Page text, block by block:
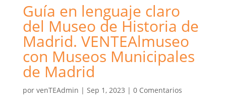
Guía en lenguaje claro
del Museo de Historia de
Madrid. VENTEAlmuseo
con Museos Municipales
de Madrid
por venTEAdmin | Sep 1, 2023 | 0 Comentarios